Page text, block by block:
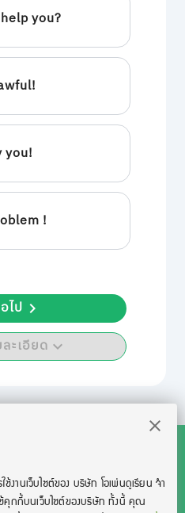
you?
you!
!
ะเอียด
ไป
งานเว็บไซต์ของ บริษัท โอเพ่นดูเรียน จํา
ช้คุกกี้บนเว็บไซต์ของบริษัท ทั้งนี้ คุณ
รียน จำกัด 2021 ©︎ OpenDurian